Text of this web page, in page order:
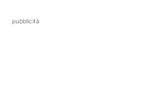
pubblicità